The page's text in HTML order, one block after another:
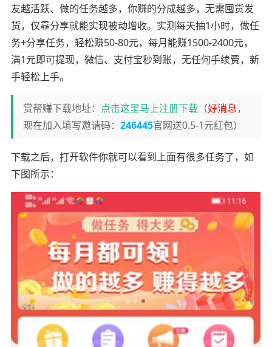
友越活跃、做的任务越多，你赚的分成越多，无需囤货发
货，仅靠分享就能实现被动增收。实测每天抽1小时，做任
务+分享任务，轻松赚50-80元，每月能赚1500-2400元，
满1元即可提现，微信、支付宝秒到账，无任何手续费，新
手轻松上手。
赏帮赚下载地址： 点击这里马上注册下载（好消息，
现在加入填写邀请码： 246445官网送0.5-1元红包）
下载之后，打开软件你就可以看到上面有很多任务了，如
下图所示：